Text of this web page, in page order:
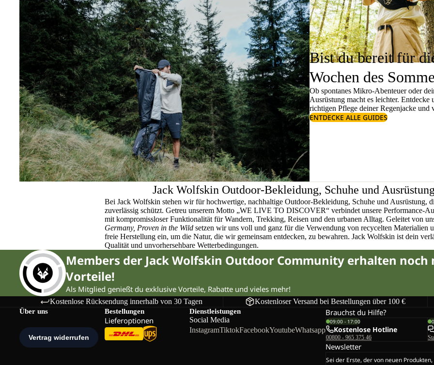
Bist du bereit für
Wochen des
Ob spontanes Mikro-Abenteuer oder
Ausrüstung macht es leichter. Entdecke
richtigen Pflege deiner Regenjackeund
ENTDECKE ALLE GUIDES
Jack Wolfskin Outdoor-Bekleidung, Schuhe und Ausrüstung
Bei Jack Wolfskin stehen wir für hochwertige, nachhaltige Outdoor-Bekleidung, Schuhe und Ausrüstung,
zuverlässig schützt. Getreu unserem Motto „WE LIVE TO DISCOVER“ verbindet unsere Performance-
mit kompromissloser Funktionalität für Wandern, Trekking, Reisen und den urbanen Alltag. Geleitet von
Germany, Proven in the Wild setzen wir uns voll und ganz für die Verwendung von recycelten Materialien
freie Herstellung ein, um die Natur, die wir gemeinsam entdecken, zu bewahren. Jack Wolfskin ist dein
Qualität und unvorhersehbare Wetterbedingungen.
Members der Jack Wolfskin Outdoor Community erhalten noch
Vorteile!
Als Mitglied genießt du exklusive Vorteile, Rabatte und vieles mehr!
Kostenlose Rücksendung innerhalb von 30 Tagen Kostenloser Versand bei Bestellungen über 100 €
Über uns Bestellungen
Lieferoptionen
Dienstleistungen
Social Media
InstagramTiktokFacebookYoutubeWhatsapp
Brauchst du Hilfe?
09:00 - 17:00
Kostenlose Hotline
00800 - 965 375 46
Newsletter
Sei der Erste, der von neuen